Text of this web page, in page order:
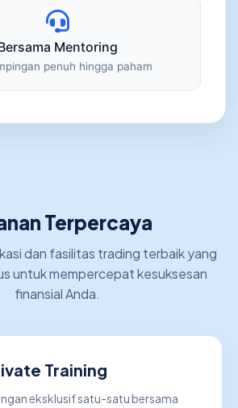
Mentoring
penuh hingga paham
Terpercaya
dan fasilitas trading terbaik yang
untuk mempercepat kesuksesan
finansial Anda.
Training
eksklusif satu-satu bersama